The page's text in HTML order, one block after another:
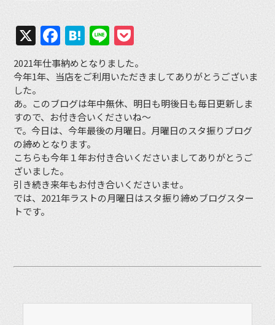
X Facebook
Hatena
Line
2021年仕事納めとなりました。
今年1年、当店をご利用いただきましてありがとうございま
した。
あ。このブログは年中無休、明日も明後日も毎日更新しま
すので、お付き合いくださいね〜
で。今日は、今年最後の月曜日。月曜日のスタ振りブログ
の締めとなります。
こちらも今年１年お付き合いくださいましてありがとうご
ざいました。
引き続き来年もお付き合いくださいませ。
では、2021年ラストの月曜日はスタ振り締めブログスター
トです。